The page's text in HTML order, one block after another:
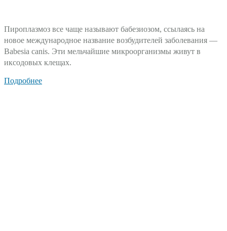
Пироплазмоз все чаще называют бабезиозом, ссылаясь на
новое международное название возбудителей заболевания —
Babesia canis. Эти мельчайшие микроорганизмы живут в
иксодовых клещах.
Подробнее